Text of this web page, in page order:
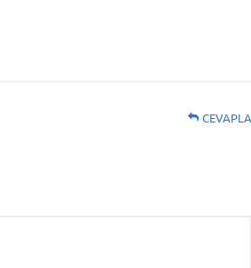
CEVAPLA